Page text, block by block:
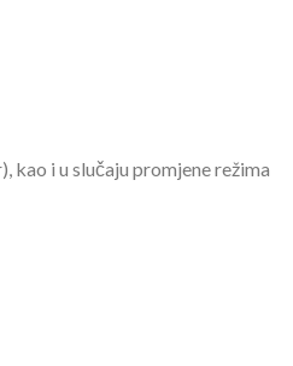
i u slučaju promjene režima